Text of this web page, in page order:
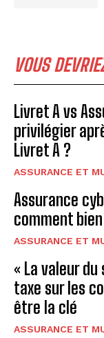
VOUS
Livret A vs
privilégier
Livret A ?
ASSURANCE ET
Assurance
comment
ASSURANCE ET
« La valeur
taxe sur les
être la clé
ASSURANCE ET